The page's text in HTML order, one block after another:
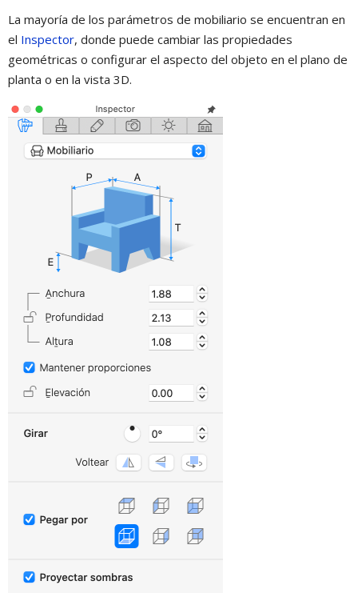
La mayoría de los parámetros de mobiliario se encuentran en
el Inspector, donde puede cambiar las propiedades
geométricas o configurar el aspecto del objeto en el plano de
planta o en la vista 3D.